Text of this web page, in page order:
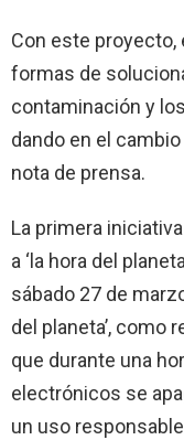
Con este
formas de
contaminación y
dando en el
nota de prensa.
La primera
a ‘la hora del
sábado 27 de
del planeta’, como
que durante una
electrónicos se
un uso